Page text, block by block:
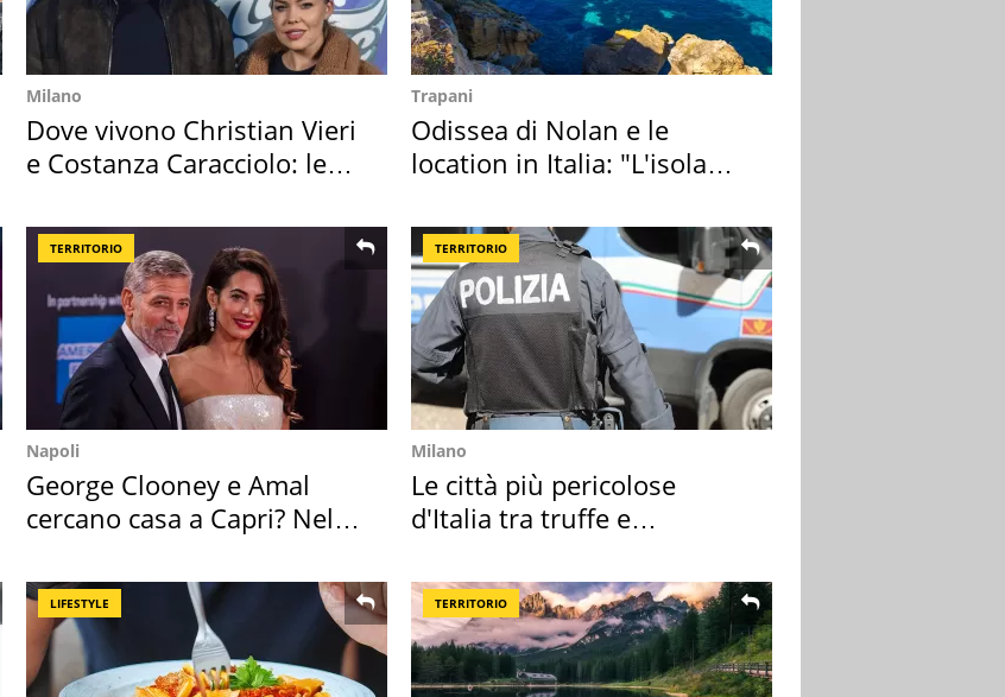
Milano
Dove vivono Christian Vieri
e Costanza Caracciolo: le
Trapani
Odissea di Nolan e le
location in Italia: "L'isola
TERRITORIO
Napoli
George Clooney e Amal
cercano casa a Capri? Nel
TERRITORIO
Milano
Le città più pericolose
d'Italia tra truffe e
LIFESTYLE TERRITORIO